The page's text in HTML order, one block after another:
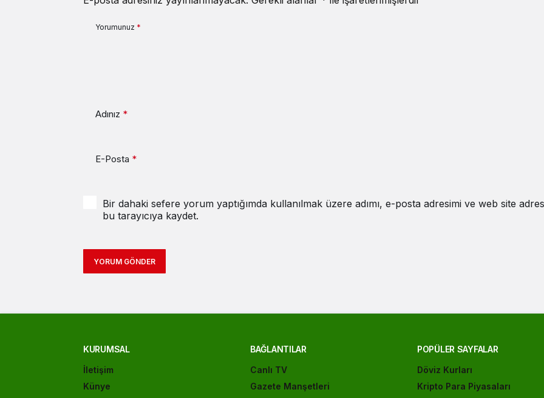
Yorumunuz *
Adınız *
E-Posta *
Bir dahaki sefere yorum yaptığımda kullanılmak üzere adımı, e-posta adresimi ve web site
bu tarayıcıya kaydet.
YORUM GÖNDER
KURUMSAL
İletişim
Künye
BAĞLANTILAR
Canlı TV
Gazete Manşetleri
POPÜLER SAYFALAR
Döviz Kurları
Kripto Para Piyasaları